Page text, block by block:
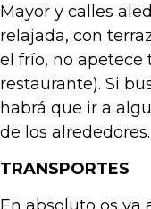
Mayor y calles
relajada, con
el frío, no apetece
restaurante). Si
habrá que ir a
de los alrededores.
TRANSPORTES